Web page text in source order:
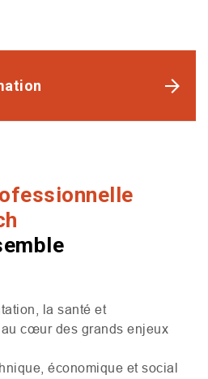
la santé et
au cœur des grands enjeux
économique et social